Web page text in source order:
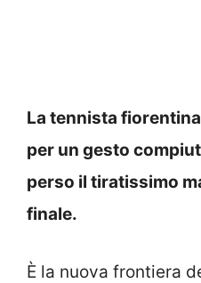
La tennista
per un gesto
perso il tiratissimo
finale.
È la nuova frontiera